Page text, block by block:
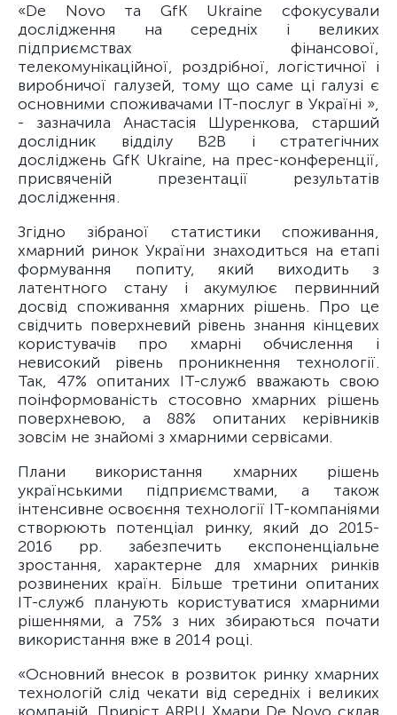
«De Novo та GfK Ukraine сфокусували
дослідження на середніх і великих
підприємствах фінансової,
телекомунікаційної, роздрібної, логістичної і
виробничої галузей, тому що саме ці галузі є
основними споживачами ІТ-послуг в Україні »,
- зазначила Анастасія Шуренкова, старший
дослідник відділу В2В і стратегічних
досліджень GfK Ukraine, на прес-конференції,
присвяченій презентації результатів
дослідження.
Згідно зібраної статистики споживання,
хмарний ринок України знаходиться на етапі
формування попиту, який виходить з
латентного стану і акумулює первинний
досвід споживання хмарних рішень. Про це
свідчить поверхневий рівень знання кінцевих
користувачів про хмарні обчислення і
невисокий рівень проникнення технології.
Так, 47% опитаних ІТ-служб вважають свою
поінформованість стосовно хмарних рішень
поверхневою, а 88% опитаних керівників
зовсім не знайомі з хмарними сервісами.
Плани використання хмарних рішень
українськими підприємствами, а також
інтенсивне освоєння технології ІТ-компаніями
створюють потенціал ринку, який до 2015-
2016 рр. забезпечить експоненціальне
зростання, характерне для хмарних ринків
розвинених країн. Більше третини опитаних
ІТ-служб планують користуватися хмарними
рішеннями, а 75% з них збираються почати
використання вже в 2014 році.
«Основний внесок в розвиток ринку хмарних
технологій слід чекати від середніх і великих